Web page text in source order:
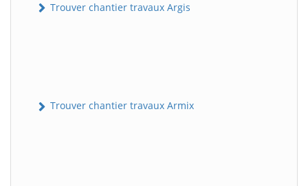
Trouver chantier travaux Argis
Trouver chantier travaux Armix